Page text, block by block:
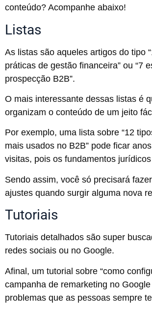
conteúdo? Acompanhe abaixo!
Listas
As listas são aqueles artigos do tipo
práticas de gestão financeira” ou “7
prospecção B2B”.
O mais interessante dessas listas é
organizam o conteúdo de um jeito
Por exemplo, uma lista sobre “12
mais usados no B2B” pode ficar
visitas, pois os fundamentos
Sendo assim, você só precisará
ajustes quando surgir alguma nova
Tutoriais
Tutoriais detalhados são super
redes sociais ou no Google.
Afinal, um tutorial sobre “como
campanha de remarketing no Google
problemas que as pessoas sempre